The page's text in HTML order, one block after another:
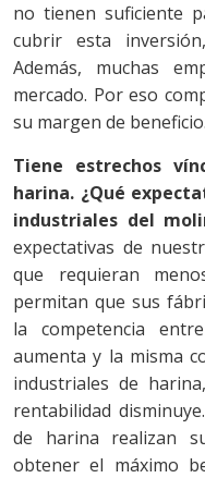
no tienen suficiente
cubrir esta
Además, muchas
mercado. Por eso
su margen de beneficio.
Tiene estrechos
harina. ¿Qué
industriales del
expectativas de
que requieran
permitan que sus
la competencia
aumenta y la misma
industriales de
rentabilidad
de harina realizan
obtener el máximo